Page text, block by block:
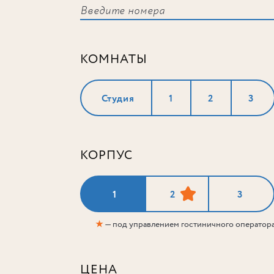
КОМНАТЫ
Студия 1 2 3
КОРПУС
1 2 3
★— под управлением гостиничного
ЦЕНА